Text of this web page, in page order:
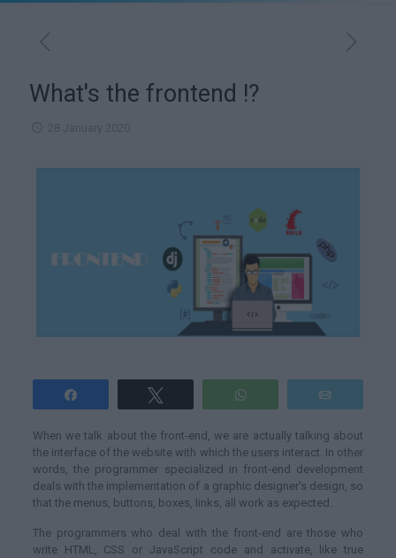
What's the frontend !?
WhatsApp
When we talk about the front-end, we are actually talking about
the interface of the website with which the users interact. In other
words, the programmer specialized in front-end development
deals with the implementation of a graphic designer's design, so
that the menus, buttons, boxes, links, all work as expected.
The programmers who deal with the front-end are those who
write HTML, CSS or JavaScript code and activate, like true